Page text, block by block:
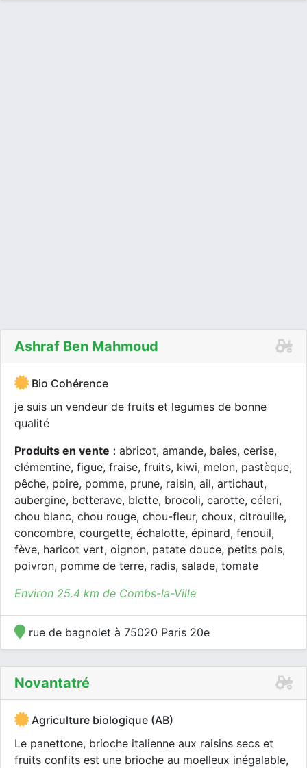
Ashraf Ben Mahmoud
Bio Cohérence
je suis un vendeur de fruits et legumes de bonne
qualité
Produits en vente : abricot, amande, baies, cerise,
clémentine, figue, fraise, fruits, kiwi, melon, pastèque,
pêche, poire, pomme, prune, raisin, ail, artichaut,
aubergine, betterave, blette, brocoli, carotte, céleri,
chou blanc, chou rouge, chou-fleur, choux, citrouille,
concombre, courgette, échalotte, épinard, fenouil,
fève, haricot vert, oignon, patate douce, petits pois,
poivron, pomme de terre, radis, salade, tomate
Environ 25.4 km de Combs-la-Ville
rue de bagnolet à 75020 Paris 20e
Novantatré
Agriculture biologique (AB)
Le panettone, brioche italienne aux raisins secs et
fruits confits est une brioche au moelleux inégalable,